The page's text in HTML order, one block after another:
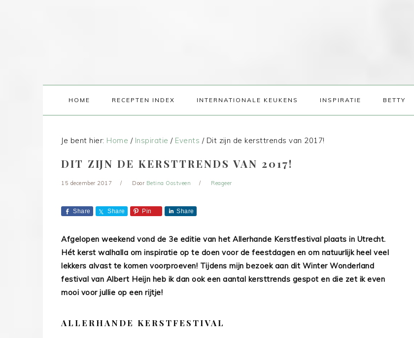
HOME RECEPTEN INDEX INTERNATIONALE KEUKENS INSPIRATIE BETTY
Je bent hier: Home / Inspiratie / Events /Dit zijn de kersttrends van 2017!
DIT ZIJN DE KERSTTRENDS VAN 2017!
15 december 2017 Door Betina Oostveen Reageer
Share Share Pin Share
Afgelopen weekend vond de 3e editie van het Allerhande Kerstfestival plaats in Utrecht.
Hét kerst walhalla om inspiratie op te doen voor de feestdagen en om natuurlijk heel veel
lekkers alvast te komen voorproeven! Tijdens mijn bezoek aan dit Winter Wonderland
festival van Albert Heijn heb ik dan ook een aantal kersttrends gespot en die zet ik even
mooi voor jullie op een rijtje!
ALLERHANDE KERSTFESTIVAL